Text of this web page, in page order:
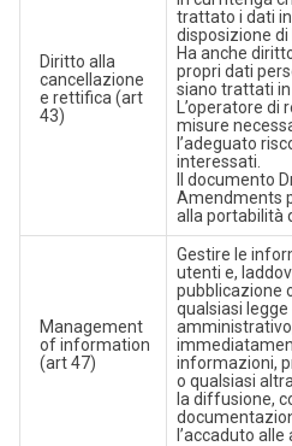
Diritto alla
cancellazione
e rettifica (art
43)
trattato i dati
disposizione di
Ha anche
propri dati
siano trattati
L’operatore
misure
l’adeguato
interessati.
Il documento
Amendments
alla portabilità
Management
of information
(art 47)
Gestire le
utenti e,
pubblicazione
qualsiasi
informazioni,
o qualsiasi
la diffusione,
l’accaduto alle